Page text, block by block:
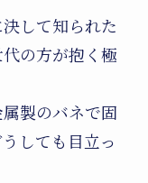
して知られた
の方が抱く極
製のバネで固
しても目立っ